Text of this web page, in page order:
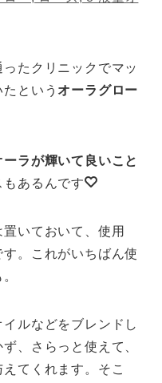
たクリニックでマッ
という オーラグロー
ーラが輝いて良いこと
もあるんです
いておいて、使用
。これがいちばん使
ルなどをブレンドし
、さらっと使えて、
てくれます。そこ